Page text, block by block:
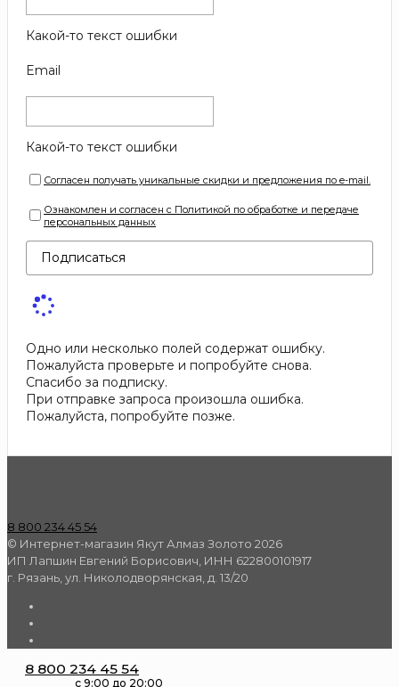
Какой-то текст ошибки
Email
Какой-то текст ошибки
Согласен получать уникальные скидки и предложения по e-mail.
Ознакомлен и согласен с Политикой по обработке и передаче
персональных данных
Подписаться
Одно или несколько полей содержат ошибку.
Пожалуйста проверьте и попробуйте снова.
Спасибо за подписку.
При отправке запроса произошла ошибка.
Пожалуйста, попробуйте позже.
8 800 234 45 54
© Интернет-магазин Якут Алмаз Золото 2026
ИП Лапшин Евгений Борисович, ИНН 622800101917
г. Рязань, ул. Николодворянская, д. 13/20
8 800 234 45 54